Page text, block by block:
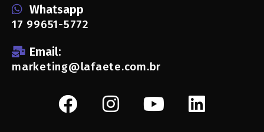
Whatsapp
17 99651-5772
Email:
marketing@lafaete.com.br